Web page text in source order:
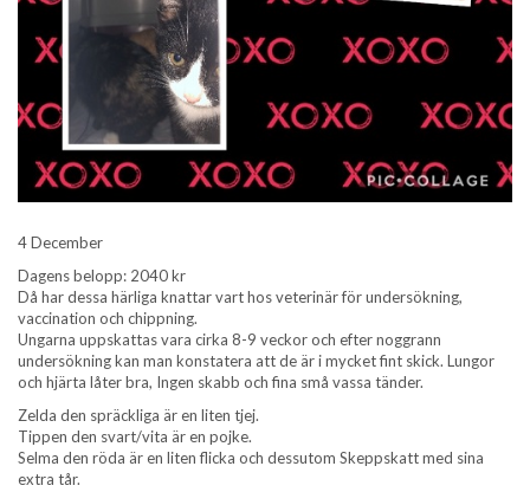
4 December
Dagens belopp: 2040 kr
Då har dessa härliga knattar vart hos veterinär för undersökning,
vaccination och chippning.
Ungarna uppskattas vara cirka 8-9 veckor och efter noggrann
undersökning kan man konstatera att de är i mycket fint skick. Lungor
och hjärta låter bra, Ingen skabb och fina små vassa tänder.
Zelda den spräckliga är en liten tjej.
Tippen den svart/vita är en pojke.
Selma den röda är en liten flicka och dessutom Skeppskatt med sina
extra tår.